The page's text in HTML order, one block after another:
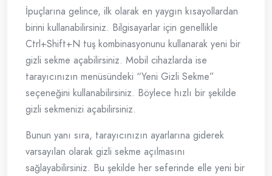
İpuçlarına gelince, ilk olarak en yaygın kısayollardan
birini kullanabilirsiniz. Bilgisayarlar için genellikle
Ctrl+Shift+N tuş kombinasyonunu kullanarak yeni bir
gizli sekme açabilirsiniz. Mobil cihazlarda ise
tarayıcınızın menüsündeki “Yeni Gizli Sekme”
seçeneğini kullanabilirsiniz. Böylece hızlı bir şekilde
gizli sekmenizi açabilirsiniz.
Bunun yanı sıra, tarayıcınızın ayarlarına giderek
varsayılan olarak gizli sekme açılmasını
sağlayabilirsiniz. Bu şekilde her seferinde elle yeni bir